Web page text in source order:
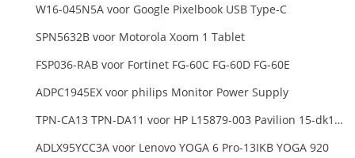
W16-045N5A voor Google Pixelbook USB Type-C
SPN5632B voor Motorola Xoom 1 Tablet
FSP036-RAB voor Fortinet FG-60C FG-60D FG-60E
ADPC1945EX voor philips Monitor Power Supply
TPN-CA13 TPN-DA11 voor HP L15879-003 Pavilion 15-dk1000
ADLX95YCC3A voor Lenovo YOGA 6 Pro-13IKB YOGA 920